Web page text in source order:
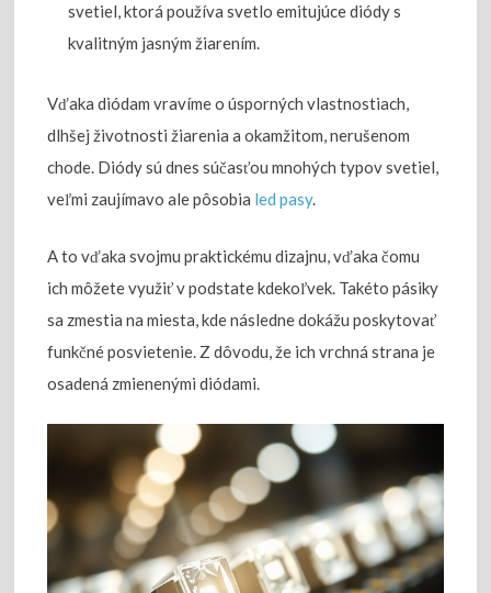
svetiel, ktorá používa svetlo emitujúce diódy s
kvalitným jasným žiarením.
Vďaka diódam vravíme o úsporných vlastnostiach,
dlhšej životnosti žiarenia a okamžitom, nerušenom
chode. Diódy sú dnes súčasťou mnohých typov svetiel,
veľmi zaujímavo ale pôsobia led pasy.
A to vďaka svojmu praktickému dizajnu, vďaka čomu
ich môžete využiť v podstate kdekoľvek. Takéto pásiky
sa zmestia na miesta, kde následne dokážu poskytovať
funkčné posvietenie. Z dôvodu, že ich vrchná strana je
osadená zmienenými diódami.